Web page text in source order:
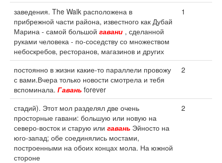
заведения. The Walk расположена в
прибрежной части района, известного как Дубай
Марина - самой большой гавани , сделанной
руками человека - по-соседству со множеством
небоскребов, ресторанов, магазинов и других
1
постоянно в жизни какие-то параллели провожу
с вами.Вчера только новости смотрела и тебя
вспоминала. Гавань forever
2
стадий). Этот мол разделял две очень
просторные гавани: большую или новую на
северо-восток и старую или гавань Эйносто на
юго-запад; обе соединялись мостами,
построенными на обоих концах мола. На южной
стороне
2